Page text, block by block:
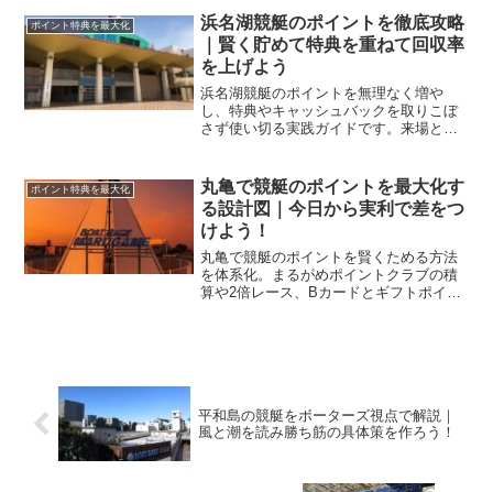
ポイント特典を最大化
浜名湖競艇のポイントを徹底攻略
｜賢く貯めて特典を重ねて回収率
を上げよう
浜名湖競艇のポイントを無理なく増や
し、特典やキャッシュバックを取りこぼ
さず使い切る実践ガイドです。来場と投
ます。
ポイント特典を最大化
丸亀で競艇のポイントを最大化す
る設計図｜今日から実利で差をつ
けよう！
丸亀で競艇のポイントを賢くためる方法
を体系化。まるがめポイントクラブの積
算や2倍レース、Bカードとギフトポイン
平和島の競艇をボーターズ視点で解説｜
風と潮を読み勝ち筋の具体策を作ろう！